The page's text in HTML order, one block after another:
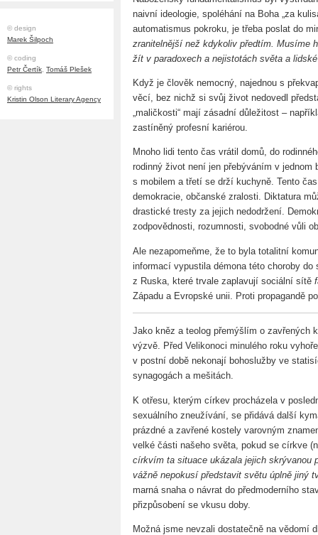
© design
Marek Šilpoch
© coding
Petr Čertík, Tomáš Plešek
© rights
Kristin Olson Literary Agency
naivní ideologie, spoléhání na Boha „za
automatismus pokroku, je třeba poslat do
zranitelnější než kdykoliv předtím. Musíme
žít v paradoxech a nejistotách světa a
Když je člověk nemocný, najednou s
věcí, bez nichž si svůj život nedovedl
„maličkosti“ mají zásadní důležitost –
zastíněný profesní kariérou.
Mnoho lidi tento čas vrátil domů, do
rodinný život není jen přebýváním v
s mobilem a třetí se drží kuchyně. Tento
demokracie, občanské zralosti. Diktatura
drastické tresty za jejich nedodržení.
zodpovědnosti, rozumnosti, svobodné vůli
Ale nezapomeňme, že to byla totalitní
informací vypustila démona této choroby
z Ruska, které trvale zaplavují sociální sítě
Západu a Evropské unii. Proti propagandě
Jako kněz a teolog přemýšlím o zavřených
výzvě. Před Velikonoci minulého roku
v postní době nekonají bohoslužby ve
synagogách a mešitách.
K otřesu, kterým církev procházela v
sexuálního zneužívání, se přidává další
prázdné a zavřené kostely varovným
velké části našeho světa, pokud se církve
církvím ta situace ukázala jejich skrývanou
vážně nepokusí představit světu úplně jiný
marná snaha o návrat do předmoderního
přizpůsobení se vkusu doby.
Možná jsme nevzali dostatečně na vědomí